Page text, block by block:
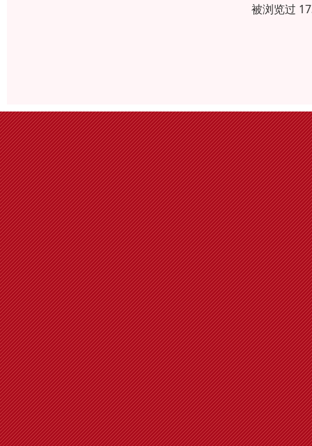
被浏览过